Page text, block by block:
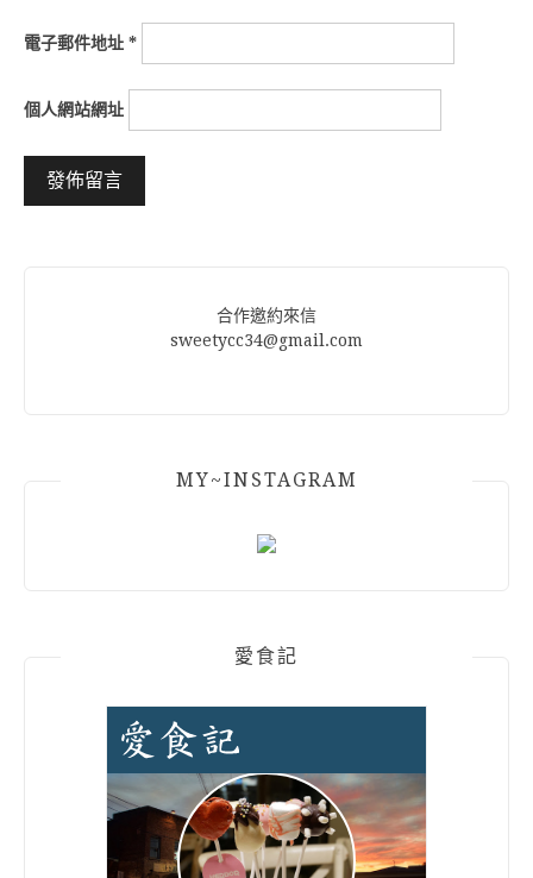
電子郵件地址 *
個人網站網址
合作邀約來信
sweetycc34@gmail.com
MY~INSTAGRAM
愛食記